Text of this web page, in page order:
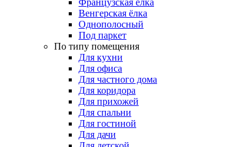
Французская ёлка
Венгерская ёлка
Однополосный
Под паркет
По типу помещения
Для кухни
Для офиса
Для частного дома
Для коридора
Для прихожей
Для спальни
Для гостиной
Для дачи